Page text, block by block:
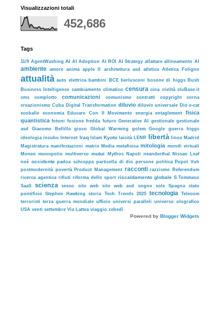
Visualizzazioni totali
452,686
Tags
11/9 AgentWashing AI AI Adoption AI ROI AI Strategy allattare allineamento AI
ambiente amore anima apple II architettura asd atletica Atletica Foligno
attualità auto elettrica bambini BCE berlusconi bosone di higgs
Bush
Business Intelligence cambiamento climatico censura cina civiltà cluBase.it
cms complotto comunicazioni comunismo contratti copyright
corna
creazionismo Cuba Digital Transformation diluvio diluvio universale Dio e-cat
ecoballe economia Educare Con Il Movimento energia entaglement
fisica
quantistica fotoni fusione fredda futuro Generative AI gestionale gestionale
asd
Giacomo Bellillo gioco Global Warming golem Google guerra
higgs
ideologia incubo Internet Iraq Islam Kyoto laicità LENR libertà linux Madrid
Magistratura manifestazioni matrix Media metafisica mitologia mondi virtuali
Moneo
monopolio multiverso mutui Mythos Napoli neanderthal
Nissan Leaf
noè occidente padoa schioppa particella di dio persone politica
Popol Vuh
postmodernità povertà Product Management racconti razzismo
Referendum
ricerca agentica rifiuti riforma dello sport riscaldamento globale S.Tommaso
SaaS
scienza sesso sito web sito web asd sogno sole Spagna
stato
pontificio
Stephen Hawking storia Tech Trends 2025 tecnologia
Telecom
terroristi terza guerra mondiale ufficio universi paralleli universo olografico
USA venti settembre Via Lattea viaggio zebedì
Powered by Blogger Widgets